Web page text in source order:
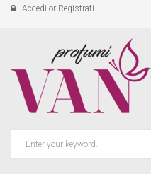
Accedi or Registrati